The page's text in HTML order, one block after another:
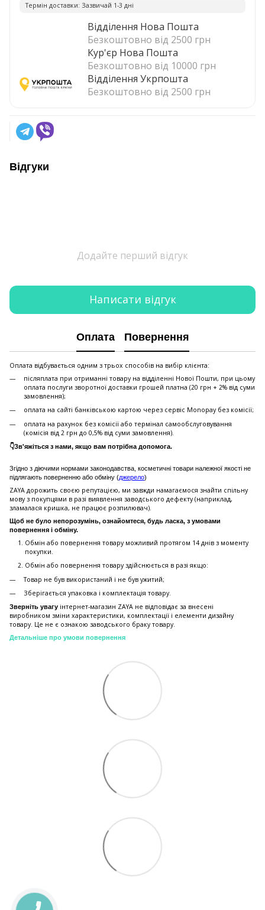
Термiн доставки: Зазвичай 1-3 днi
Відділення Нова Пошта
Безкоштовно від 2500 грн
Кур'єр Нова Пошта
Безкоштовно від 10000 грн
Відділення Укрпошта
Безкоштовно від 2500 грн
Відгуки
Додайте перший відгук
Написати відгук
Оплата Повернення
Оплата відбувається одним з трьох способів на вибір клієнта:
післяплата при отриманні товару на відділенні Нової Пошти, при цьому
оплата послуги зворотної доставки грошей платна (20 грн + 2% від суми
замовлення);
оплата на сайті банківською картою через сервіс Monopay без комісії;
оплата на рахунок без комісії або термінал самообслуговування
(комісія від 2 грн до 0,5% від суми замовлення).
👇Зв'яжіться з нами, якщо вам потрібна допомога.
Згідно з діючими нормами законодавства, косметичні товари належної якості не
підлягають поверненню або обміну (джерело)
ZAYA дорожить своєю репутацією, ми завжди намагаємося знайти спільну
мову з покупцями в разі виявлення заводського дефекту (наприклад,
зламалася кришка, не працює розпилювач).
Щоб не було непорозумінь, ознайомтеся, будь ласка, з умовами
повернення і обміну.
Обмін або повернення товару можливий протягом 14 днів з моменту
покупки.
Обмiн або повернення товару здійснюється в разі якщо:
Товар не був використаний і не був ужитий;
Зберiгається упаковка і комплектація товару.
Зверніть увагу інтернет-магазин ZAYA не відповідає за внесені
виробником зміни характеристики, комплектації і елементи дизайну
товару. Це не є ознакою заводського браку товару.
Детальніше про умови повернення